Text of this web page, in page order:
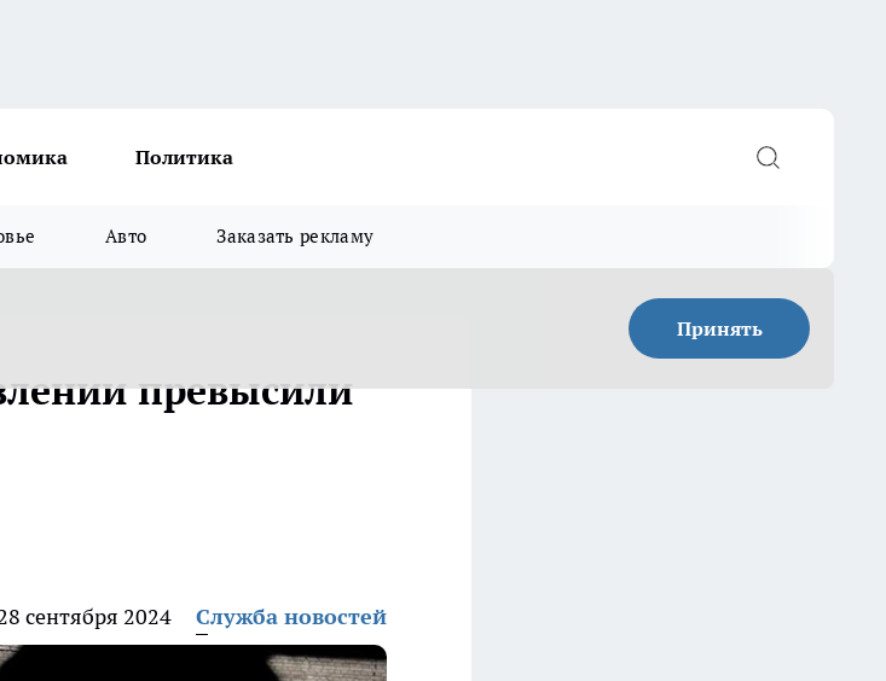
Политика
Авто Заказать рекламу
Принять
превысили
сентября 2024 Служба новостей